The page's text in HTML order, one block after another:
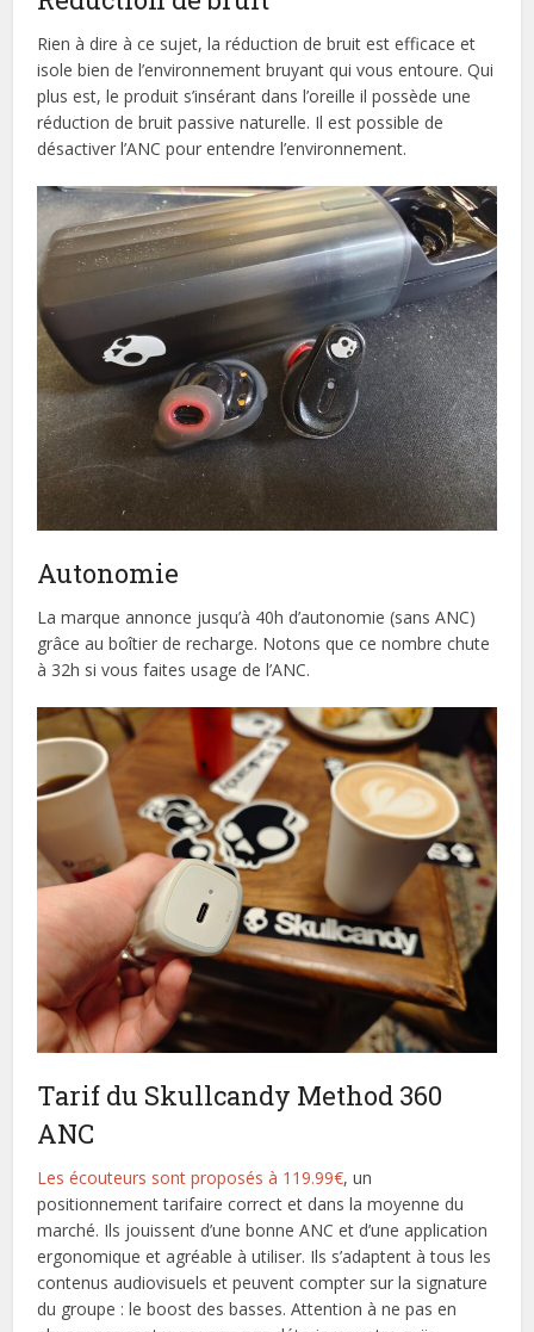
Rien à dire à ce sujet, la réduction de bruit est efficace et
isole bien de l’environnement bruyant qui vous entoure. Qui
plus est, le produit s’insérant dans l’oreille il possède une
réduction de bruit passive naturelle. Il est possible de
désactiver l’ANC pour entendre l’environnement.
Autonomie
La marque annonce jusqu’à 40h d’autonomie (sans ANC)
grâce au boîtier de recharge. Notons que ce nombre chute
à 32h si vous faites usage de l’ANC.
Tarif du Skullcandy Method 360
ANC
Les écouteurs sont proposés à 119.99€, un
positionnement tarifaire correct et dans la moyenne du
marché. Ils jouissent d’une bonne ANC et d’une application
ergonomique et agréable à utiliser. Ils s’adaptent à tous les
contenus audiovisuels et peuvent compter sur la signature
du groupe : le boost des basses. Attention à ne pas en